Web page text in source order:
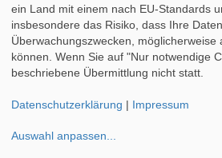
ein Land mit einem nach EU-Standards
insbesondere das Risiko, dass Ihre
Überwachungszwecken,
können. Wenn Sie auf "Nur notwendige
beschriebene Übermittlung nicht statt.
Datenschutzerklärung | Impressum
Auswahl anpassen...